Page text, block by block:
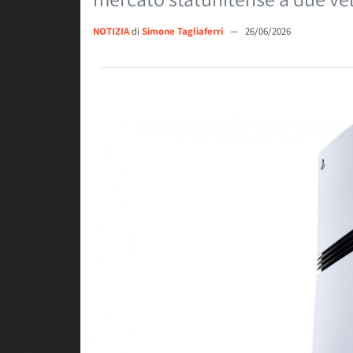
NOTIZIAdi Simone Tagliaferri — 26/06/2026